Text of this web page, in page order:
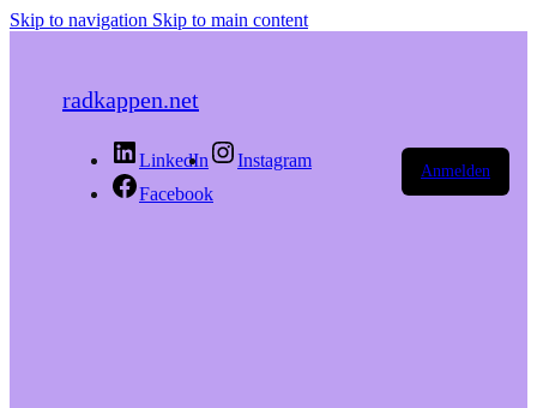
Skip to navigation Skip to main content
radkappen.net
LinkedIn
Instagram
Facebook
Anmelden